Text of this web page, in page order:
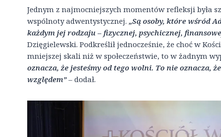
Jednym z najmocniejszych momentów refleksji była
wspólnoty adwentystycznej. „Są osoby, które wśród
każdym jej rodzaju – fizycznej, psychicznej,
Dzięgielewski. Podkreślił jednocześnie, że choć w
mniejszej skali niż w społeczeństwie, to w żadnym
oznacza, że jesteśmy od tego wolni. To nie oznacza,
względem”– dodał.